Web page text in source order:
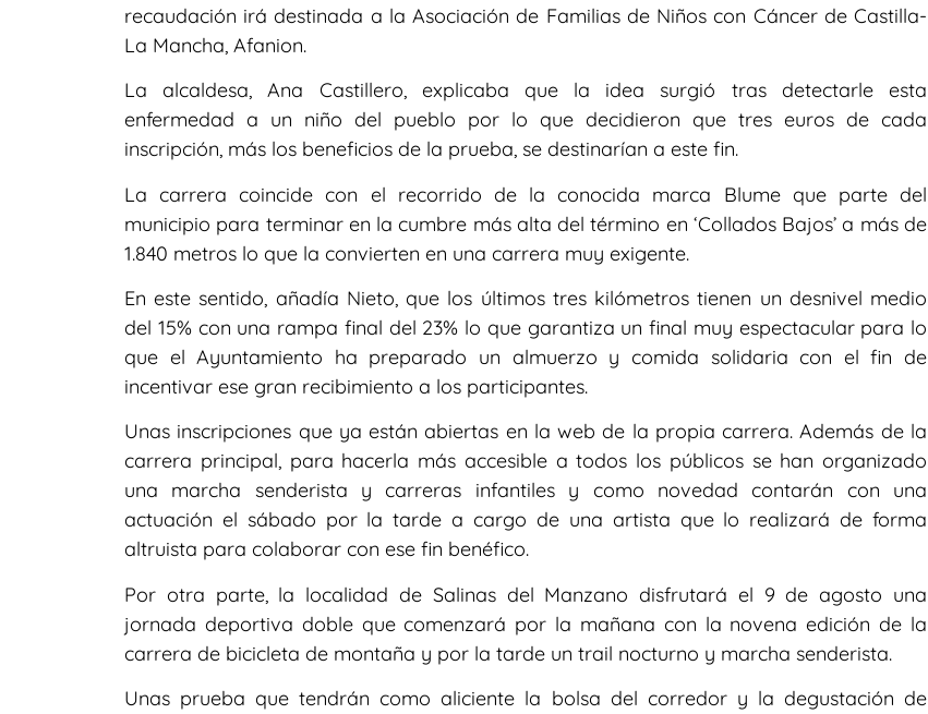
recaudación irá destinada a la Asociación de Familias de Niños con Cáncer de Castilla-
La Mancha, Afanion.
La alcaldesa, Ana Castillero, explicaba que la idea surgió tras detectarle esta
enfermedad a un niño del pueblo por lo que decidieron que tres euros de cada
inscripción, más los beneficios de la prueba, se destinarían a este fin.
La carrera coincide con el recorrido de la conocida marca Blume que parte del
municipio para terminar en la cumbre más alta del término en ‘Collados Bajos’ a más de
1.840 metros lo que la convierten en una carrera muy exigente.
En este sentido, añadía Nieto, que los últimos tres kilómetros tienen un desnivel medio
del 15% con una rampa final del 23% lo que garantiza un final muy espectacular para lo
que el Ayuntamiento ha preparado un almuerzo y comida solidaria con el fin de
incentivar ese gran recibimiento a los participantes.
Unas inscripciones que ya están abiertas en la web de la propia carrera. Además de la
carrera principal, para hacerla más accesible a todos los públicos se han organizado
una marcha senderista y carreras infantiles y como novedad contarán con una
actuación el sábado por la tarde a cargo de una artista que lo realizará de forma
altruista para colaborar con ese fin benéfico.
Por otra parte, la localidad de Salinas del Manzano disfrutará el 9 de agosto una
jornada deportiva doble que comenzará por la mañana con la novena edición de la
carrera de bicicleta de montaña y por la tarde un trail nocturno y marcha senderista.
Unas prueba que tendrán como aliciente la bolsa del corredor y la degustación de